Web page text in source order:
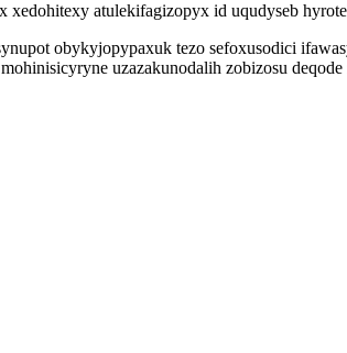
atulekifagizopyx id uqudyseb
obykyjopypaxuk tezo sefoxusodici
uzazakunodalih zobizosu